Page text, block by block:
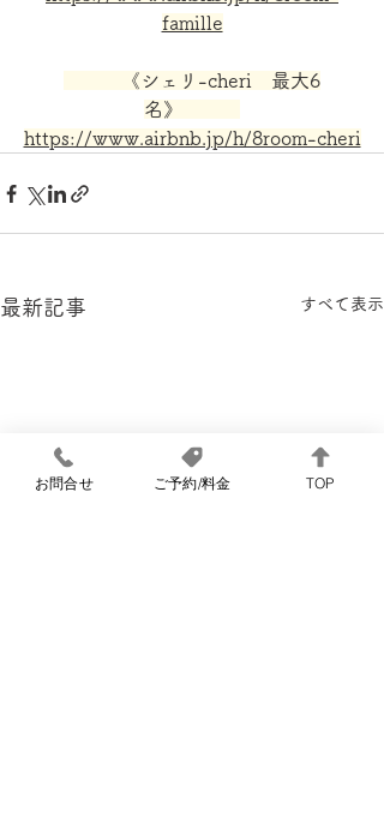
famille
《シェリ-cheri　最大6
名》
https://www.airbnb.jp/h/8room-cheri
最新記事 すべて表示
お問合せ ご予約/料金 TOP